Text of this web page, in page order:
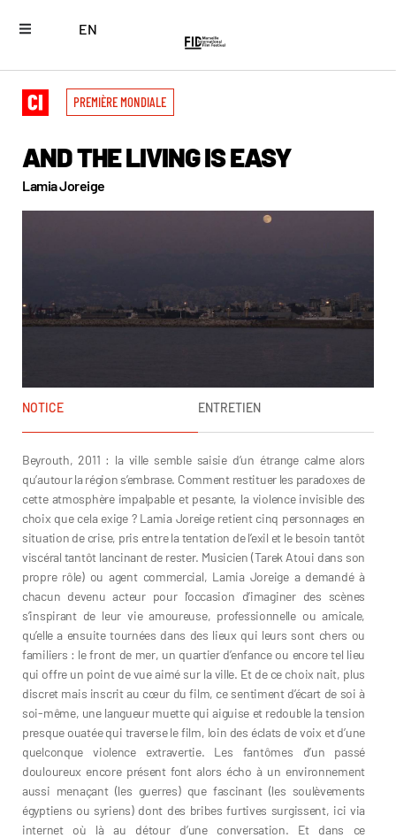
EN
PREMIÈRE MONDIALE
AND THE LIVING IS EASY
Lamia Joreige
NOTICE ENTRETIEN
Beyrouth, 2011 : la ville semble saisie d’un étrange calme alors
qu’autour la région s’embrase. Comment restituer les paradoxes de
cette atmosphère impalpable et pesante, la violence invisible des
choix que cela exige ? Lamia Joreige retient cinq personnages en
situation de crise, pris entre la tentation de l’exil et le besoin tantôt
viscéral tantôt lancinant de rester. Musicien (Tarek Atoui dans son
propre rôle) ou agent commercial, Lamia Joreige a demandé à
chacun devenu acteur pour l’occasion d’imaginer des scènes
s’inspirant de leur vie amoureuse, professionnelle ou amicale,
qu’elle a ensuite tournées dans des lieux qui leurs sont chers ou
familiers : le front de mer, un quartier d’enfance ou encore tel lieu
qui offre un point de vue aimé sur la ville. Et de ce choix nait, plus
discret mais inscrit au cœur du film, ce sentiment d’écart de soi à
soi-même, une langueur muette qui aiguise et redouble la tension
presque ouatée qui traverse le film, loin des éclats de voix et d’une
quelconque violence extravertie. Les fantômes d’un passé
douloureux encore présent font alors écho à un environnement
aussi menaçant (les guerres) que fascinant (les soulèvements
égyptiens ou syriens) dont des bribes furtives surgissent, ici via
internet où là au détour d’une conversation. Et dans ce